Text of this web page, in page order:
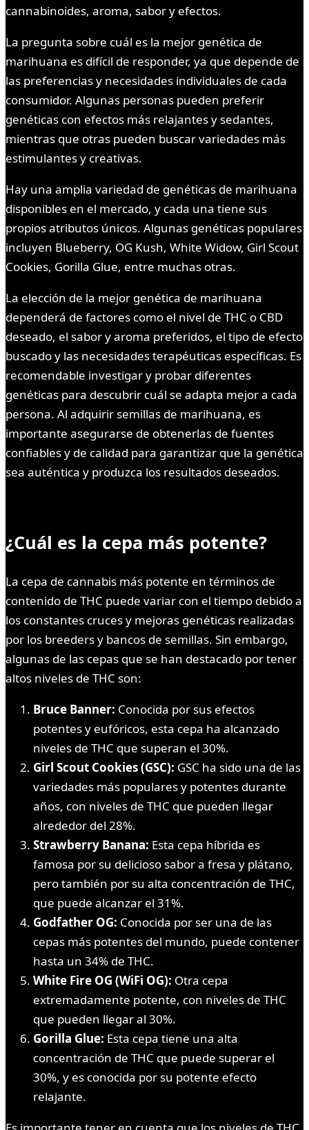
cannabinoides, aroma, sabor y efectos.
La pregunta sobre cuál es la mejor genética de
marihuana es difícil de responder, ya que depende de
las preferencias y necesidades individuales de cada
consumidor. Algunas personas pueden preferir
genéticas con efectos más relajantes y sedantes,
mientras que otras pueden buscar variedades más
estimulantes y creativas.
Hay una amplia variedad de genéticas de marihuana
disponibles en el mercado, y cada una tiene sus
propios atributos únicos. Algunas genéticas populares
incluyen Blueberry, OG Kush, White Widow, Girl Scout
Cookies, Gorilla Glue, entre muchas otras.
La elección de la mejor genética de marihuana
dependerá de factores como el nivel de THC o CBD
deseado, el sabor y aroma preferidos, el tipo de efecto
buscado y las necesidades terapéuticas específicas. Es
recomendable investigar y probar diferentes
genéticas para descubrir cuál se adapta mejor a cada
persona. Al adquirir semillas de marihuana, es
importante asegurarse de obtenerlas de fuentes
confiables y de calidad para garantizar que la genética
sea auténtica y produzca los resultados deseados.
¿Cuál es la cepa más potente?
La cepa de cannabis más potente en términos de
contenido de THC puede variar con el tiempo debido a
los constantes cruces y mejoras genéticas realizadas
por los breeders y bancos de semillas. Sin embargo,
algunas de las cepas que se han destacado por tener
altos niveles de THC son:
Bruce Banner: Conocida por sus efectos
potentes y eufóricos, esta cepa ha alcanzado
niveles de THC que superan el 30%.
Girl Scout Cookies (GSC): GSC ha sido una de las
variedades más populares y potentes durante
años, con niveles de THC que pueden llegar
alrededor del 28%.
Strawberry Banana: Esta cepa híbrida es
famosa por su delicioso sabor a fresa y plátano,
pero también por su alta concentración de THC,
que puede alcanzar el 31%.
Godfather OG: Conocida por ser una de las
cepas más potentes del mundo, puede contener
hasta un 34% de THC.
White Fire OG (WiFi OG): Otra cepa
extremadamente potente, con niveles de THC
que pueden llegar al 30%.
Gorilla Glue: Esta cepa tiene una alta
concentración de THC que puede superar el
30%, y es conocida por su potente efecto
relajante.